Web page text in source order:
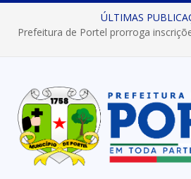
ÚLTIMAS